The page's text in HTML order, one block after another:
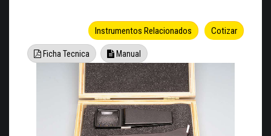
Cotizar
Instrumentos Relacionados
Ficha Tecnica Manual